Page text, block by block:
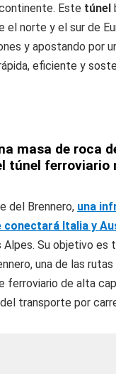
Este túnel
el norte y el sur de
y apostando por
eficiente y
masa de roca
túnel ferroviario
del Brennero, una
conectará Italia y
Alpes. Su objetivo es
una de las
ferroviario de alta
transporte por